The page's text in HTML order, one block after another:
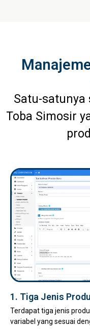
Satu-satunya
Toba Simosir
1. Tiga Jenis
Terdapat tiga jenis
variabel yang sesuai